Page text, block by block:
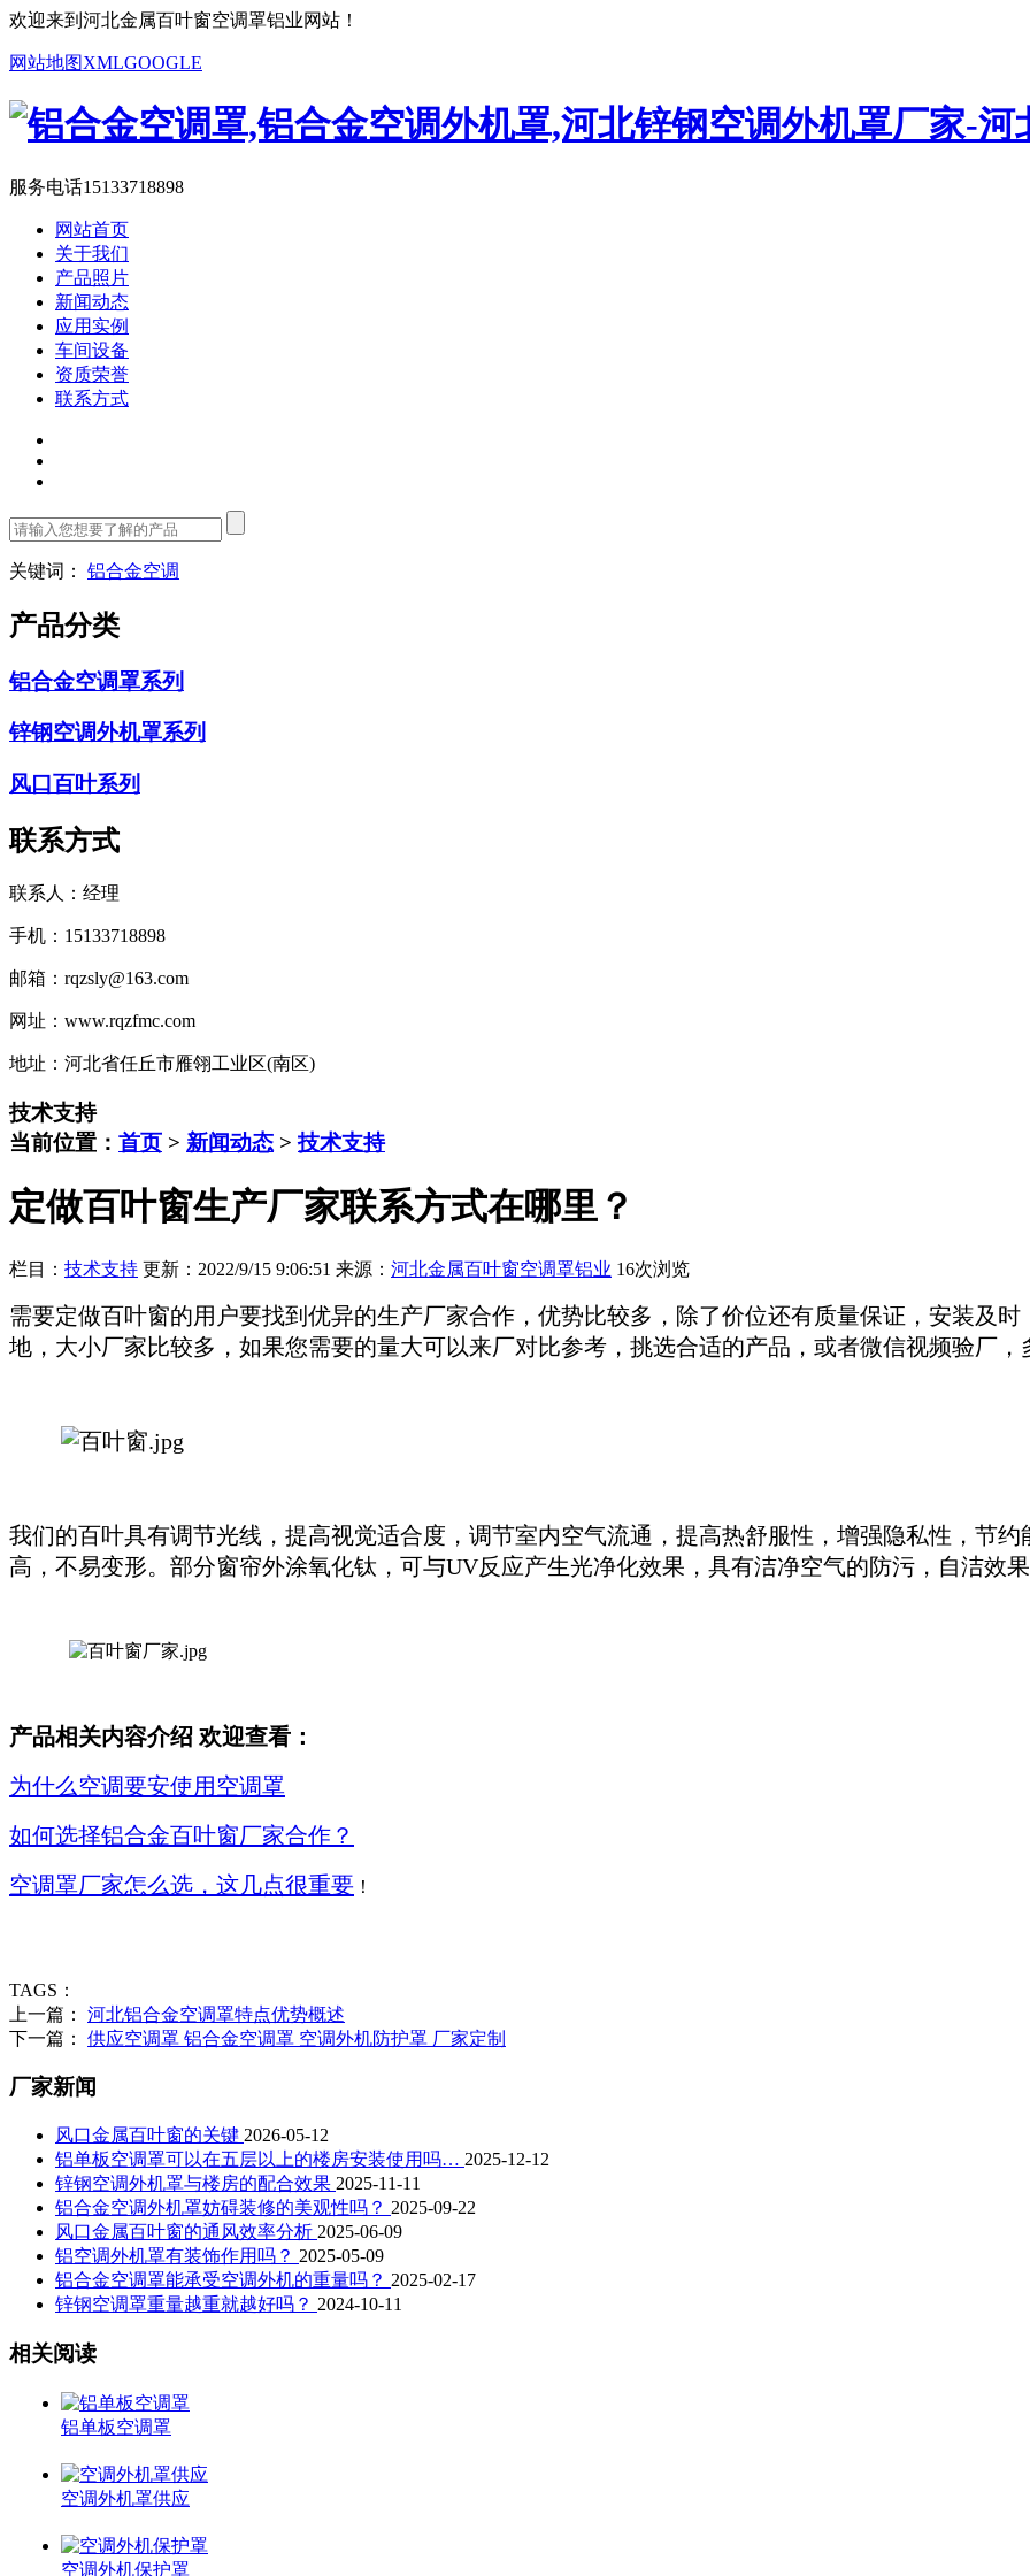
欢迎来到河北金属百叶窗空调罩铝业网站！
网站地图XMLGOOGLE
服务电话15133718898
网站首页
关于我们
产品照片
新闻动态
应用实例
车间设备
资质荣誉
联系方式
关键词： 铝合金空调
产品分类
铝合金空调罩系列
锌钢空调外机罩系列
风口百叶系列
联系方式
联系人：经理
手机：15133718898
邮箱：rqzsly@163.com
网址：www.rqzfmc.com
地址：河北省任丘市雁翎工业区(南区)
技术支持
当前位置： 首页 > 新闻动态 >技术支持
定做百叶窗生产厂家联系方式在哪里？
栏目： 技术支持 更新：2022/9/15 9:06:51 来源： 河北金属百叶窗空调罩铝业 16次浏览
需要定做百叶窗的用户要找到优异的生产厂家合作，优势比较多，除了价位还有质量保证，安装及
地，大小厂家比较多，如果您需要的量大可以来厂对比参考，挑选合适的产品，或者微信视频验厂
我们的百叶具有调节光线，提高视觉适合度，调节室内空气流通，提高热舒服性，增强隐私性，节
高，不易变形。部分窗帘外涂氧化钛，可与UV反应产生光净化效果，具有洁净空气的防污，自洁效
产品相关内容介绍 欢迎查看：
为什么空调要安使用空调罩
如何选择铝合金百叶窗厂家合作？
空调罩厂家怎么选，这几点很重要 ！
TAGS：
上一篇： 河北铝合金空调罩特点优势概述
下一篇： 供应空调罩 铝合金空调罩 空调外机防护罩 厂家定制
厂家新闻
风口金属百叶窗的关键 2026-05-12
铝单板空调罩可以在五层以上的楼房安装使用吗… 2025-12-12
锌钢空调外机罩与楼房的配合效果 2025-11-11
铝合金空调外机罩妨碍装修的美观性吗？ 2025-09-22
风口金属百叶窗的通风效率分析 2025-06-09
铝空调外机罩有装饰作用吗？ 2025-05-09
铝合金空调罩能承受空调外机的重量吗？ 2025-02-17
锌钢空调罩重量越重就越好吗？ 2024-10-11
相关阅读
铝单板空调罩
空调外机罩供应
空调外机保护罩